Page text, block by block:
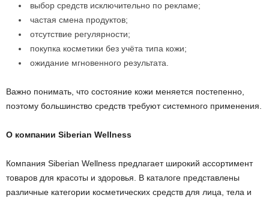
выбор средств исключительно по рекламе;
частая смена продуктов;
отсутствие регулярности;
покупка косметики без учёта типа кожи;
ожидание мгновенного результата.
Важно понимать, что состояние кожи меняется постепенно,
поэтому большинство средств требуют системного применения.
О компании Siberian Wellness
Компания Siberian Wellness предлагает широкий ассортимент
товаров для красоты и здоровья. В каталоге представлены
различные категории косметических средств для лица, тела и